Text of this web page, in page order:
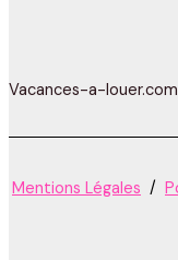
Vacances-a-louer.com
Mentions Légales /